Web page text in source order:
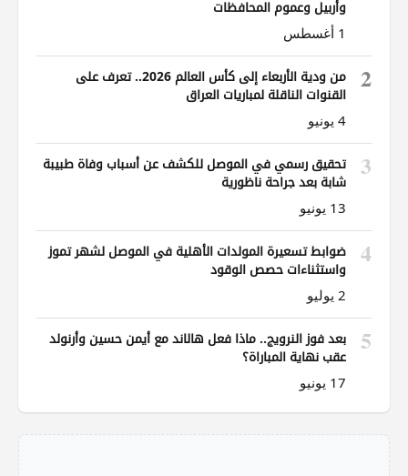
وأربيل وعموم المحافظات
1 أغسطس
2
من ودية الأربعاء إلى كأس العالم 2026.. تعرف على
القنوات الناقلة لمباريات العراق
4 يونيو
3
تحقيق رسمي في الموصل للكشف عن أسباب وفاة طبيبة
شابة بعد جراحة ناظورية
13 يونيو
4
ضوابط تسعيرة المولدات الأهلية في الموصل لشهر تموز
واستثناءات حصص الوقود
2 يوليو
5
بعد فوز النرويج.. ماذا فعل هالاند مع أيمن حسين وأرنولد
عقب نهاية المباراة؟
17 يونيو